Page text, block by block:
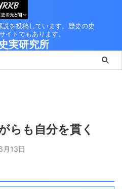
を投稿しています。歴史の史
イトでもあります。
実研究所
らも自分を貫く
月13日